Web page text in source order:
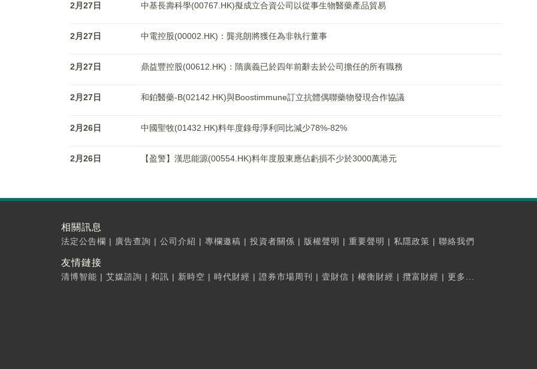
2月27日 中基長壽科學(00767.HK)擬成立合資公司以從事生物醫藥產品貿易
2月27日 中電控股(00002.HK)：龔兆朗將獲任為非執行董事
2月27日 鼎益豐控股(00612.HK)：隋廣義已於四年前辭去於公司擔任的所有職務
2月27日 和鉑醫藥-B(02142.HK)與Boostimmune訂立抗體偶聯藥物發現合作協議
2月26日 中國聖牧(01432.HK)料年度錄母淨利同比減少78%-82%
2月26日 【盈警】漢思能源(00554.HK)料年度股東應佔虧損不少於3000萬港元
相關訊息
法定公告欄 | 廣告查詢 | 公司介紹 | 專欄邀稿 | 投資者關係 | 版權聲明 | 重要聲明 | 私隱政策 | 聯絡我們
友情鏈接
清博智能 | 艾媒諮詢 | 和訊 | 新時空 | 時代財經 | 證券市場周刊 | 壹財信 | 權衡財經 | 攬富財經 | 更多...